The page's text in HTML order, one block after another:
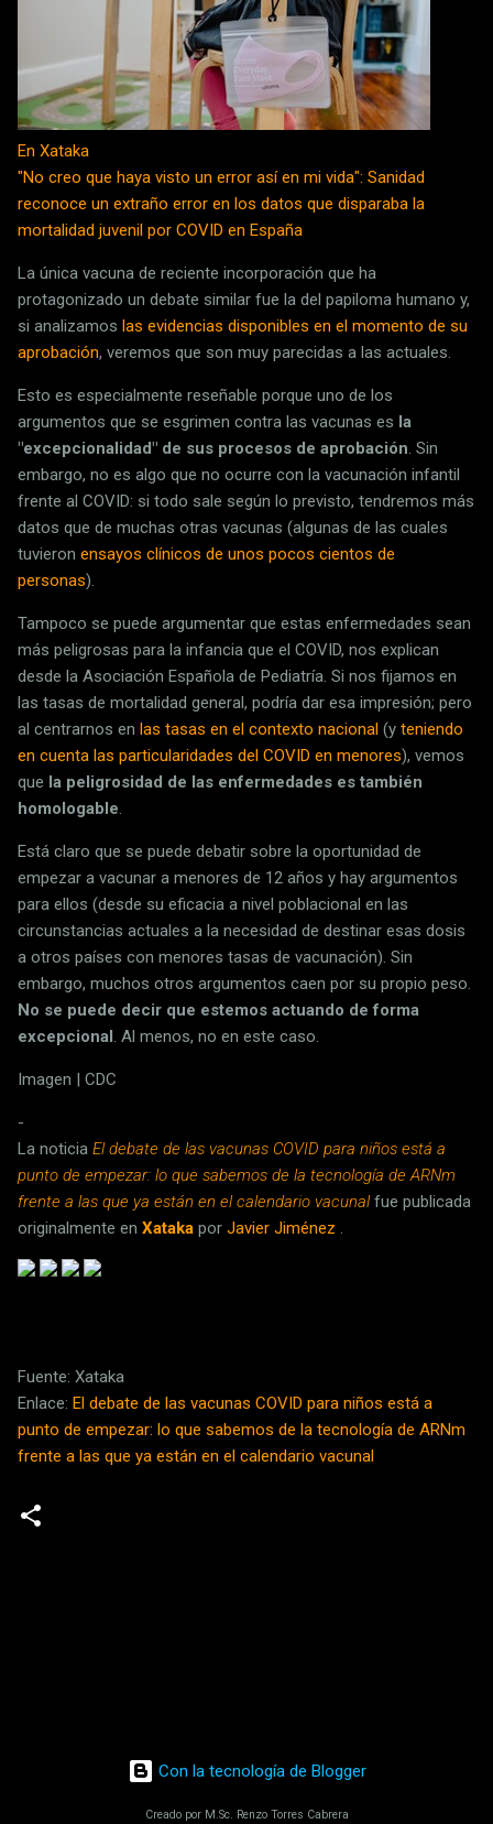
En Xataka
"No creo que haya visto un error así en mi vida": Sanidad
reconoce un extraño error en los datos que disparaba la
mortalidad juvenil por COVID en España
La única vacuna de reciente incorporación que ha
protagonizado un debate similar fue la del papiloma humano y,
si analizamos las evidencias disponibles en el momento de su
aprobación, veremos que son muy parecidas a las actuales.
Esto es especialmente reseñable porque uno de los
argumentos que se esgrimen contra las vacunas es la
"excepcionalidad" de sus procesos de aprobación. Sin
embargo, no es algo que no ocurre con la vacunación infantil
frente al COVID: si todo sale según lo previsto, tendremos más
datos que de muchas otras vacunas (algunas de las cuales
tuvieron ensayos clínicos de unos pocos cientos de
personas).
Tampoco se puede argumentar que estas enfermedades sean
más peligrosas para la infancia que el COVID, nos explican
desde la Asociación Española de Pediatría. Si nos fijamos en
las tasas de mortalidad general, podría dar esa impresión; pero
al centrarnos en las tasas en el contexto nacional (y teniendo
en cuenta las particularidades del COVID en menores), vemos
que la peligrosidad de las enfermedades es también
homologable.
Está claro que se puede debatir sobre la oportunidad de
empezar a vacunar a menores de 12 años y hay argumentos
para ellos (desde su eficacia a nivel poblacional en las
circunstancias actuales a la necesidad de destinar esas dosis
a otros países con menores tasas de vacunación). Sin
embargo, muchos otros argumentos caen por su propio peso.
No se puede decir que estemos actuando de forma
excepcional. Al menos, no en este caso.
Imagen | CDC
-
La noticia El debate de las vacunas COVID para niños está a
punto de empezar: lo que sabemos de la tecnología de ARNm
frente a las que ya están en el calendario vacunalfue publicada
originalmente en Xataka por Javier Jiménez .
Fuente: Xataka
Enlace: El debate de las vacunas COVID para niños está a
punto de empezar: lo que sabemos de la tecnología de ARNm
frente a las que ya están en el calendario vacunal
Con la tecnología de Blogger
Creado por M.Sc. Renzo Torres Cabrera